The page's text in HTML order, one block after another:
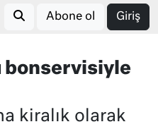
Abone ol Giriş
bonservisiyle
kiralık olarak